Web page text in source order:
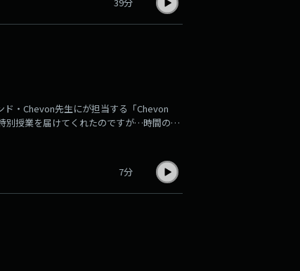
し方"などについてもMON7Aくんらしくア
いるので、ぜひ読みながらこのアーカイ
はぜひ生放送教室で待ってまーす！🤖
ド・Chevon先生にが担当する「Chevon
別授業を届けてくれたのですが…時間の関
ゃいます！先生として正しい日本語が使
授業前に起こった事件を生徒と電話中に
ました！4日間の授業の様子は、【
ック #Chevon #ChevonLOCKS!
7分